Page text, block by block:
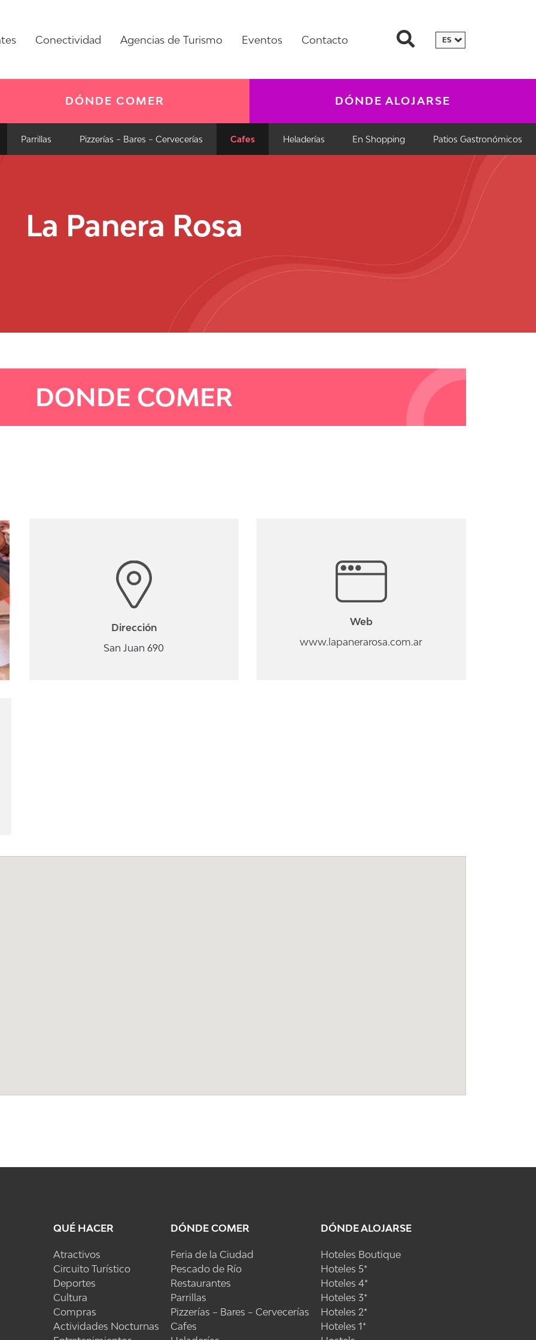
Conectividad Agencias de Turismo Eventos Contacto
DÓNDE COMER
Parrillas Pizzerías – Bares – Cervecerías Cafes Heladerías En Shopping Patios Gastronómicos
DÓNDE ALOJARSE
La Panera Rosa
DONDE COMER
Dirección
San Juan 690
Web
www.lapanerarosa.com.ar
QUÉ HACER
Atractivos
Circuito Turístico
Deportes
Cultura
Compras
Actividades Nocturnas
DÓNDE COMER
Feria de la Ciudad
Pescado de Río
Restaurantes
Parrillas
Pizzerías – Bares – Cervecerías
Cafes
DÓNDE ALOJARSE
Hoteles Boutique
Hoteles 5*
Hoteles 4*
Hoteles 3*
Hoteles 2*
Hoteles 1*